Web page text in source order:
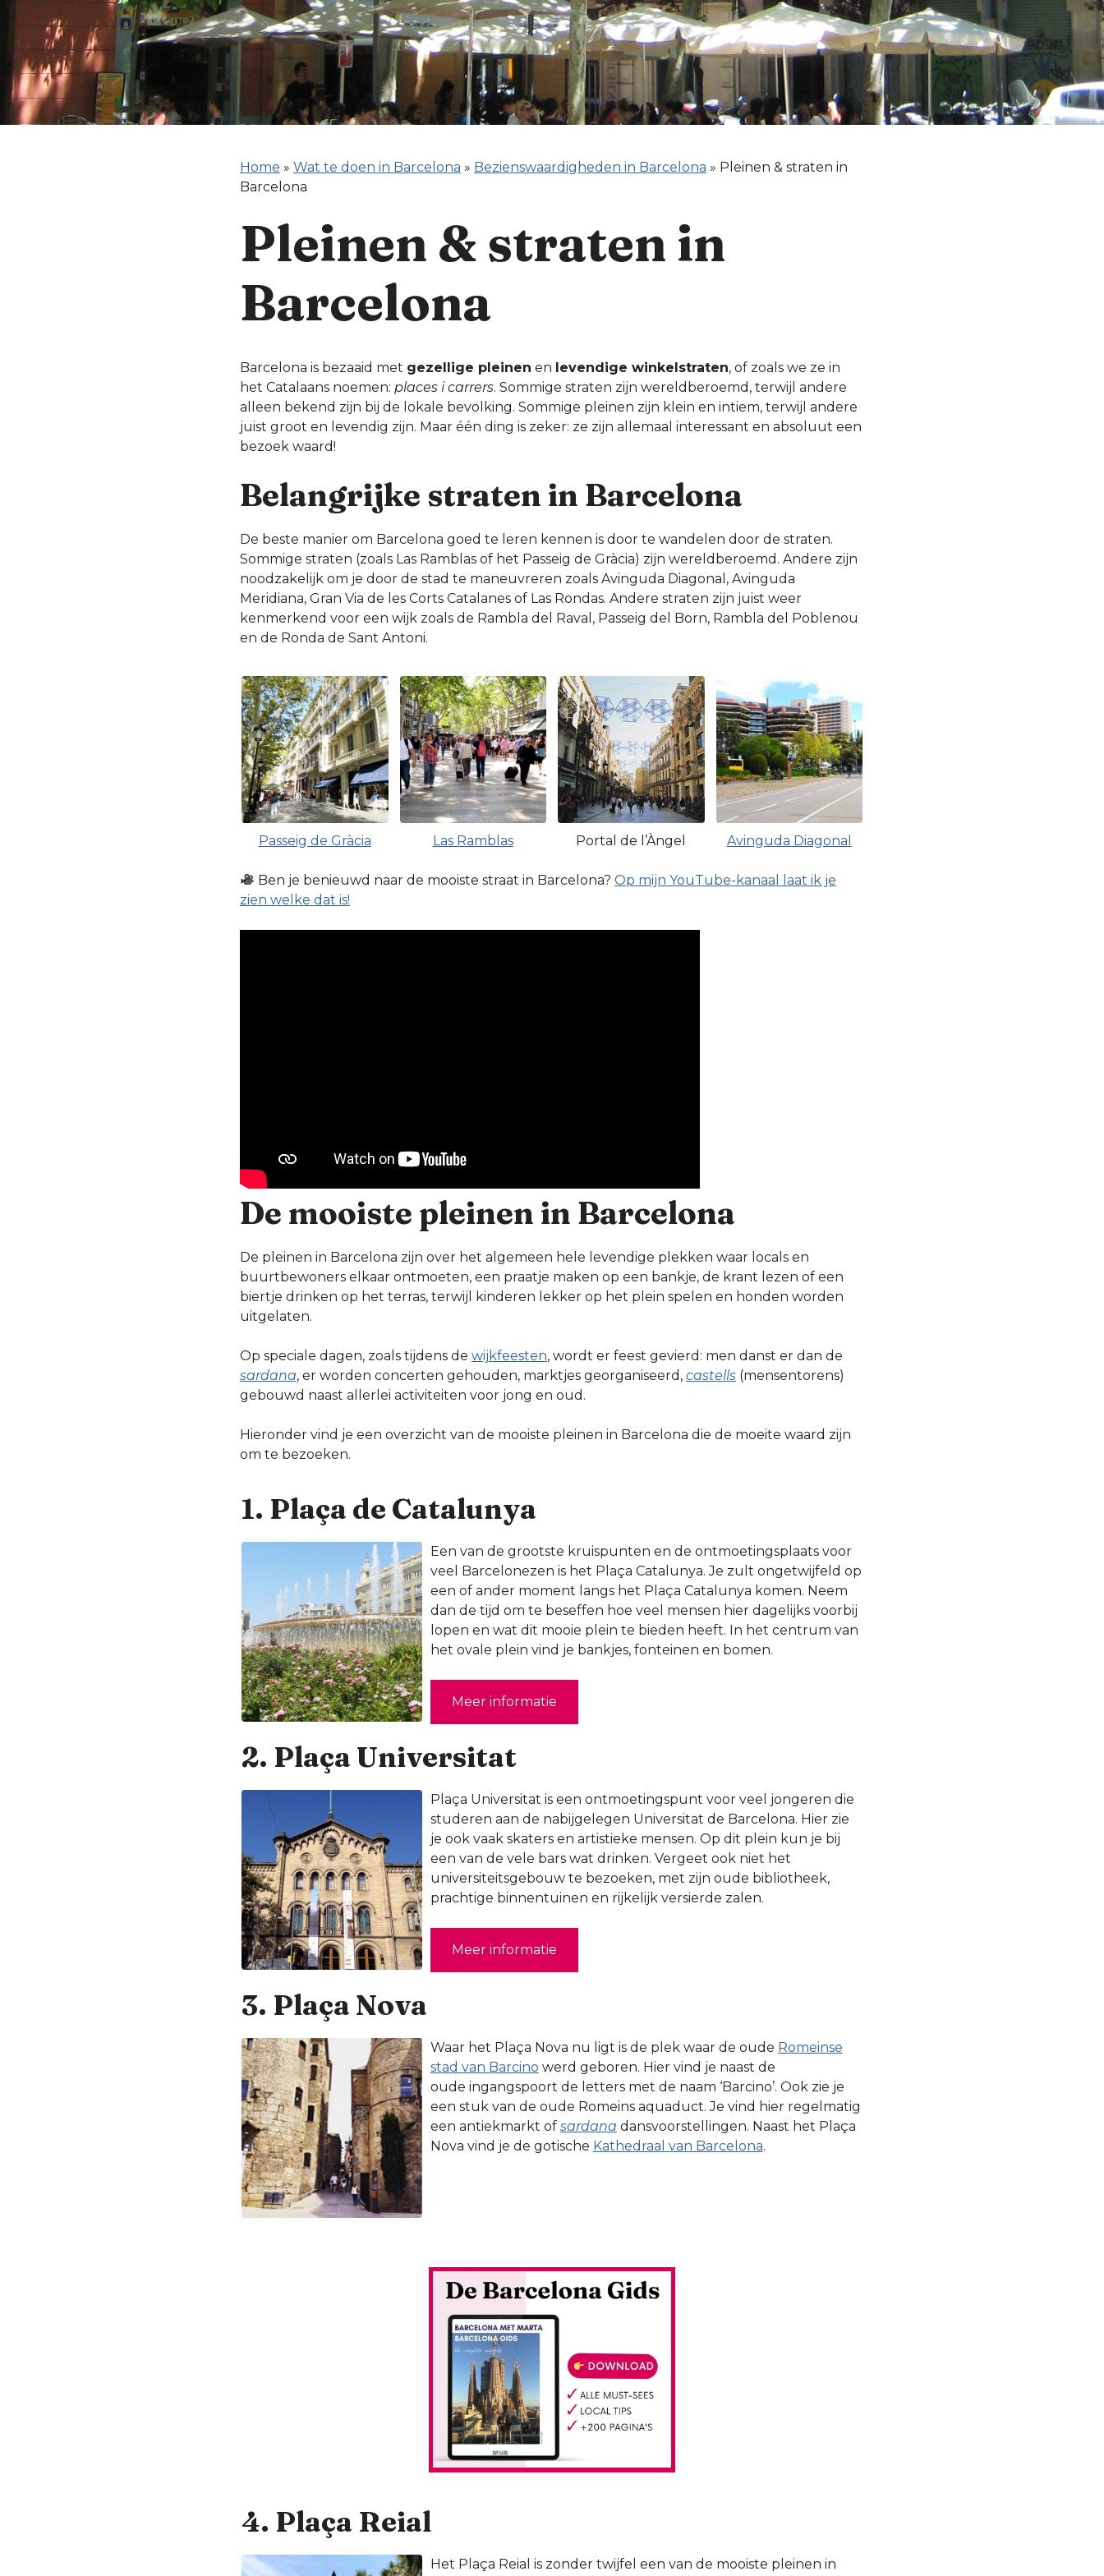
Home » Wat te doen in Barcelona » Bezienswaardigheden in Barcelona » Pleinen & straten in
Barcelona
Pleinen & straten in
Barcelona
Barcelona is bezaaid met gezellige pleinen en levendige winkelstraten, of zoals we ze in
het Catalaans noemen: places i carrers. Sommige straten zijn wereldberoemd, terwijl andere
alleen bekend zijn bij de lokale bevolking. Sommige pleinen zijn klein en intiem, terwijl andere
juist groot en levendig zijn. Maar één ding is zeker: ze zijn allemaal interessant en absoluut een
bezoek waard!
Belangrijke straten in Barcelona
De beste manier om Barcelona goed te leren kennen is door te wandelen door de straten.
Sommige straten (zoals Las Ramblas of het Passeig de Gràcia) zijn wereldberoemd. Andere zijn
noodzakelijk om je door de stad te maneuvreren zoals Avinguda Diagonal, Avinguda
Meridiana, Gran Via de les Corts Catalanes of Las Rondas. Andere straten zijn juist weer
kenmerkend voor een wijk zoals de Rambla del Raval, Passeig del Born, Rambla del Poblenou
en de Ronda de Sant Antoni.
Passeig de Gràcia Las Ramblas Portal de l’Àngel Avinguda Diagonal
Ben je benieuwd naar de mooiste straat in Barcelona?Op mijn YouTube-kanaal laat ik je
zien welke dat is!
De mooiste pleinen in Barcelona
De pleinen in Barcelona zijn over het algemeen hele levendige plekken waar locals en
buurtbewoners elkaar ontmoeten, een praatje maken op een bankje, de krant lezen of een
biertje drinken op het terras, terwijl kinderen lekker op het plein spelen en honden worden
uitgelaten.
Op speciale dagen, zoals tijdens de wijkfeesten, wordt er feest gevierd: men danst er dan de
sardana, er worden concerten gehouden, marktjes georganiseerd, castells (mensentorens)
gebouwd naast allerlei activiteiten voor jong en oud.
Hieronder vind je een overzicht van de mooiste pleinen in Barcelona die de moeite waard zijn
om te bezoeken.
1. Plaça de Catalunya
Een van de grootste kruispunten en de ontmoetingsplaats voor
veel Barcelonezen is het Plaça Catalunya. Je zult ongetwijfeld op
een of ander moment langs het Plaça Catalunya komen. Neem
dan de tijd om te beseffen hoe veel mensen hier dagelijks voorbij
lopen en wat dit mooie plein te bieden heeft. In het centrum van
het ovale plein vind je bankjes, fonteinen en bomen.
Meer informatie
2. Plaça Universitat
Plaça Universitat is een ontmoetingspunt voor veel jongeren die
studeren aan de nabijgelegen Universitat de Barcelona. Hier zie
je ook vaak skaters en artistieke mensen. Op dit plein kun je bij
een van de vele bars wat drinken. Vergeet ook niet het
universiteitsgebouw te bezoeken, met zijn oude bibliotheek,
prachtige binnentuinen en rijkelijk versierde zalen.
Meer informatie
3. Plaça Nova
Waar het Plaça Nova nu ligt is de plek waar de oude Romeinse
stad van Barcino werd geboren. Hier vind je naast de
oude ingangspoort de letters met de naam ‘Barcino’. Ook zie je
een stuk van de oude Romeins aquaduct. Je vind hier regelmatig
een antiekmarkt of sardana dansvoorstellingen. Naast het Plaça
Nova vind je de gotische Kathedraal van Barcelona.
4. Plaça Reial
Het Plaça Reial is zonder twijfel een van de mooiste pleinen in